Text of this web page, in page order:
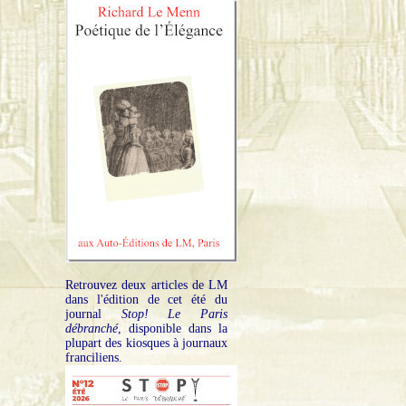
Retrouvez deux articles de LM
dans l'édition de cet été du
journal Stop! Le Paris
débranché, disponible dans la
plupart des kiosques à journaux
franciliens.